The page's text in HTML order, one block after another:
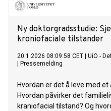
Ny doktorgradsstudie:
kroniofaciale tilstander
20.1.2026 08:09:58 CET
UiO -
Pressemelding
Hvordan er det å leve med
Hvordan påvirker det
kraniofacial tilstand? Og